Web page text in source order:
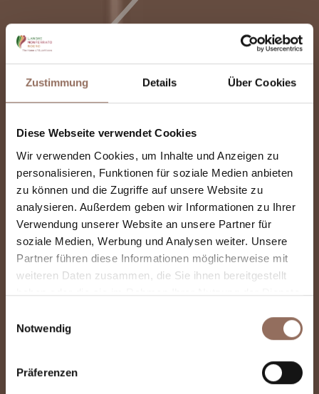
Zustimmung Details Über Cookies
Diese Webseite verwendet Cookies
Wir verwenden Cookies, um Inhalte und Anzeigen zu
personalisieren, Funktionen für soziale Medien anbieten
zu können und die Zugriffe auf unsere Website zu
analysieren. Außerdem geben wir Informationen zu Ihrer
Verwendung unserer Website an unsere Partner für
soziale Medien, Werbung und Analysen weiter. Unsere
Partner führen diese Informationen möglicherweise mit
weiteren Daten zusammen, die Sie ihnen bereitgestellt
haben oder die sie im Rahmen Ihrer Nutzung der Dienste
Notwendig
Präferenzen
Casa Natale Del
Santo Cottolengo